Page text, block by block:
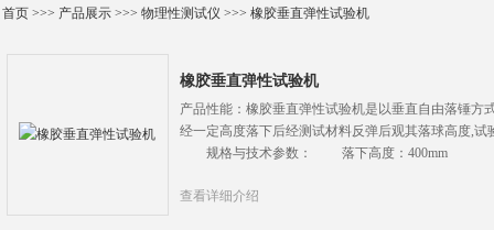
首页 >>> 产品展示 >>>物理性测试仪 >>>橡胶垂直弹性试验机
橡胶垂直弹性试验机
产品性能：橡胶垂直弹性试验机是以垂直自由落锤方
经一定高度落下后经测试材料反弹后观其落球高度,试
规格与技术参数： 落下高度：400mm
查看详细介绍